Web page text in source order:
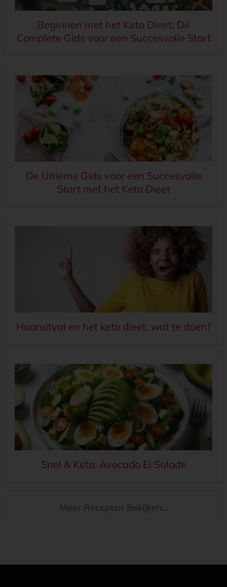
Beginnen met het Keto Dieet: De
Complete Gids voor een Succesvolle Start
De Ultieme Gids voor een Succesvolle
Start met het Keto Dieet
Haaruitval en het keto dieet, wat te doen?
Snel & Keto: Avocado Ei Salade
Meer Recepten Bekijken...